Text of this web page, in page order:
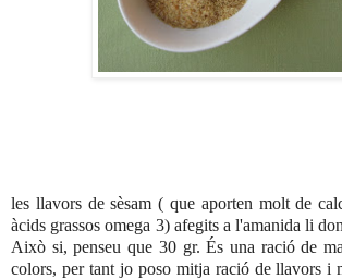
les llavors de sèsam ( que aporten molt de
àcids grassos omega 3) afegits a l'amanida li
Això si, penseu que 30 gr. És una ració de
colors, per tant jo poso mitja ració de llavors